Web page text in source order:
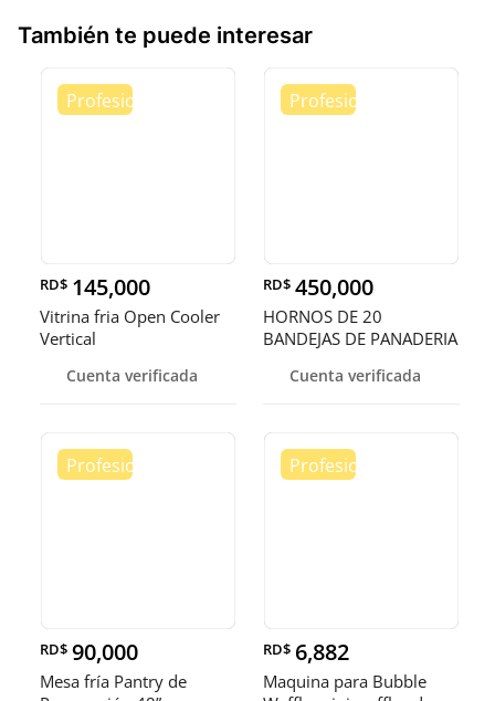
También te puede interesar
RD$ 145,000
Vitrina fria Open Cooler
Vertical
Cuenta verificada
RD$ 450,000
HORNOS DE 20
BANDEJAS DE PANADERIA
Cuenta verificada
RD$ 90,000
Mesa fría Pantry de
RD$ 6,882
Maquina para Bubble